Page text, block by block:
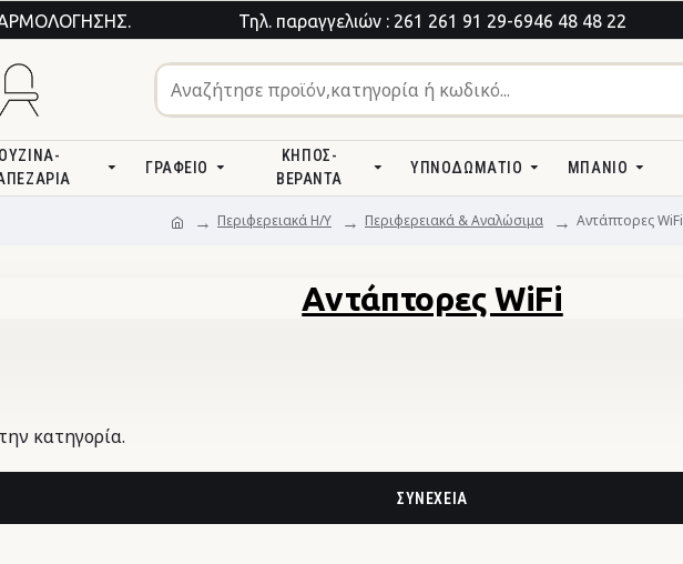
Τηλ. παραγγελιών : 261 261 91 29-6946 48 48 22
ΓΡΑΦΕΊΟ
ΚΉΠΟΣ-
ΒΕΡΆΝΤΑ
ΥΠΝΟΔΩΜΆΤΙΟ ΜΠΆΝΙΟ
Περιφερειακά Η/Υ Περιφερειακά & Αναλώσιμα Αντάπτορες WiFi
Αντάπτορες WiFi
κατηγορία.
ΣΥΝΈΧΕΙΑ